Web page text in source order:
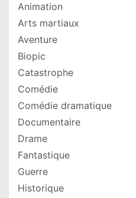
Animation
Arts martiaux
Aventure
Biopic
Catastrophe
Comédie
Comédie dramatique
Documentaire
Drame
Fantastique
Guerre
Historique